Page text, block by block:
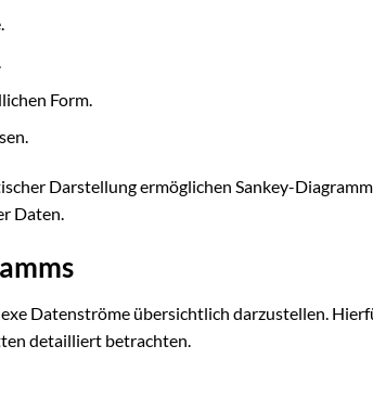
Form.
Darstellung ermöglichen Sankey-
Daten.
Datenströme übersichtlich darzustellen.
detailliert betrachten.